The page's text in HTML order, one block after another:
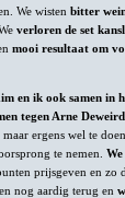
We wisten bitter
We verloren de set
mooi resultaat om
en ik ook samen in
tegen Arne
ergens wel te
te nemen.
prijsgeven en zo
nog aardig terug en